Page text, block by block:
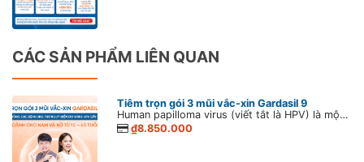
CÁC SẢN PHẨM LIÊN QUAN
Tiêm trọn gói 3 mũi vắc-xin Gardasil 9
Human papilloma virus (viết tắt là HPV) là một loại vi rút gây u nhú ở người. Vi rút HPV lây lan phổ biến qua đường tình dục và nếu nhiễm vi rút dai dẳng có thể dẫn đến nhiều bệnh lý u nhú khác nhau, nguy hiểm nhất ở cả nam và nữ là ung thư sinh dục, hậu môn.
₫8.850.000